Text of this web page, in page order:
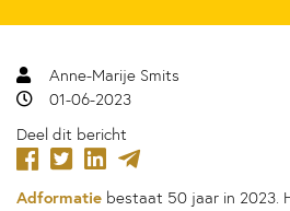
Anne-Marije Smits
01-06-2023
Deel dit bericht
Adformatie bestaat 50 jaar in 2023.